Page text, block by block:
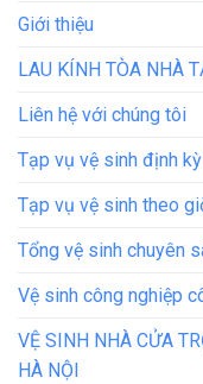
Giới thiệu
LAU KÍNH TÒA NHÀ
Liên hệ với chúng tôi
Tạp vụ vệ sinh định
Tạp vụ vệ sinh theo
Tổng vệ sinh chuyên
Vệ sinh công nghiệp
VỆ SINH NHÀ CỬA
HÀ NỘI